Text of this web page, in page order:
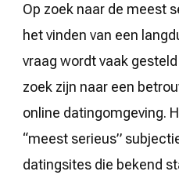
Op zoek naar de meest
het vinden van een
vraag wordt vaak
zoek zijn naar een
online datingomgeving.
“meest serieus”
datingsites die bekend